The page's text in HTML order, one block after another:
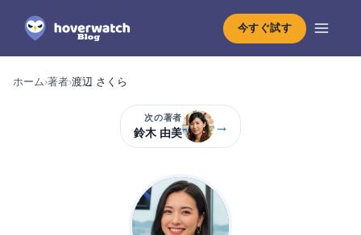
今すぐ試す
ホーム›著者›渡辺 さくら
次の著者
鈴木 由美 →